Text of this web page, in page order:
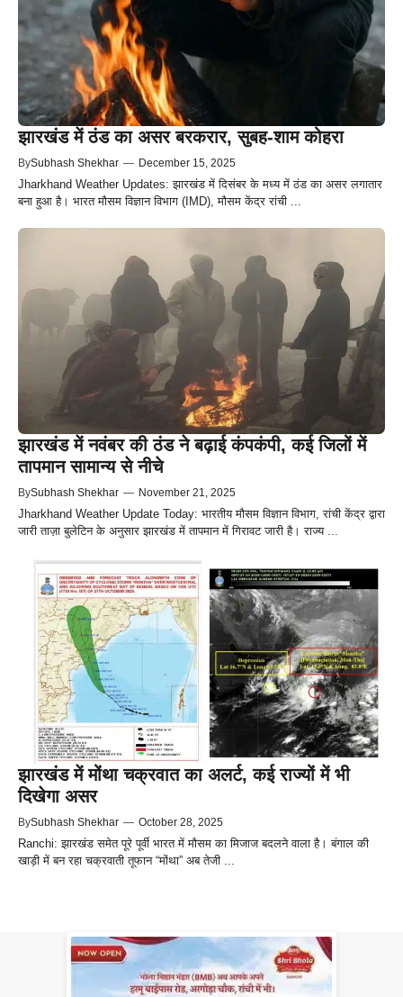
झारखंड में ठंड का असर बरकरार, सुबह-शाम कोहरा
BySubhash Shekhar — December 15, 2025
Jharkhand Weather Updates: झारखंड में दिसंबर के मध्य में ठंड का असर लगातार
बना हुआ है। भारत मौसम विज्ञान विभाग (IMD), मौसम केंद्र रांची ...
झारखंड में नवंबर की ठंड ने बढ़ाई कंपकंपी, कई जिलों में
तापमान सामान्य से नीचे
BySubhash Shekhar — November 21, 2025
Jharkhand Weather Update Today: भारतीय मौसम विज्ञान विभाग, रांची केंद्र द्वारा
जारी ताज़ा बुलेटिन के अनुसार झारखंड में तापमान में गिरावट जारी है। राज्य ...
झारखंड में मोंथा चक्रवात का अलर्ट, कई राज्‍यों में भी
दिखेगा असर
BySubhash Shekhar — October 28, 2025
Ranchi: झारखंड समेत पूरे पूर्वी भारत में मौसम का मिजाज बदलने वाला है। बंगाल की
खाड़ी में बन रहा चक्रवाती तूफान “मोंथा” अब तेजी ...